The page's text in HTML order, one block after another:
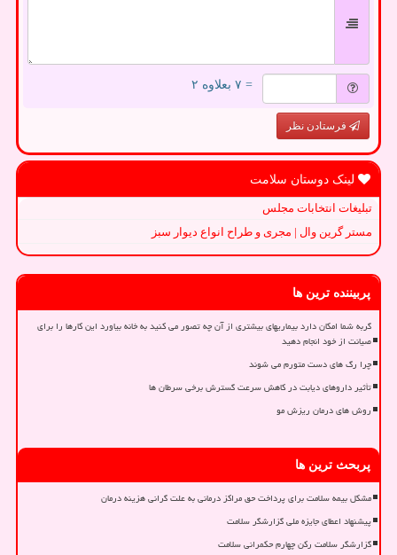
= ۷ بعلاوه ۲
فرستادن نظر
لینک دوستان سلامت
تبلیغات انتخابات مجلس
مستر گرین وال | مجری و طراح انواع دیوار سبز
پربیننده ترین ها
گربه شما امکان دارد بیماریهای بیشتری از آن چه تصور می کنید به خانه بیاورد این کارها را برای
صیانت از خود انجام دهید
چرا رگ های دست متورم می شوند
تأثیر داروهای دیابت در کاهش سرعت گسترش برخی سرطان ها
روش های درمان ریزش مو
پربحث ترین ها
مشکل بیمه سلامت برای پرداخت حق مراکز درمانی به علت گرانی هزینه درمان
پیشنهاد اعطای جایزه ملی گزارشگر سلامت
گزارشگر سلامت رکن چهارم حکمرانی سلامت